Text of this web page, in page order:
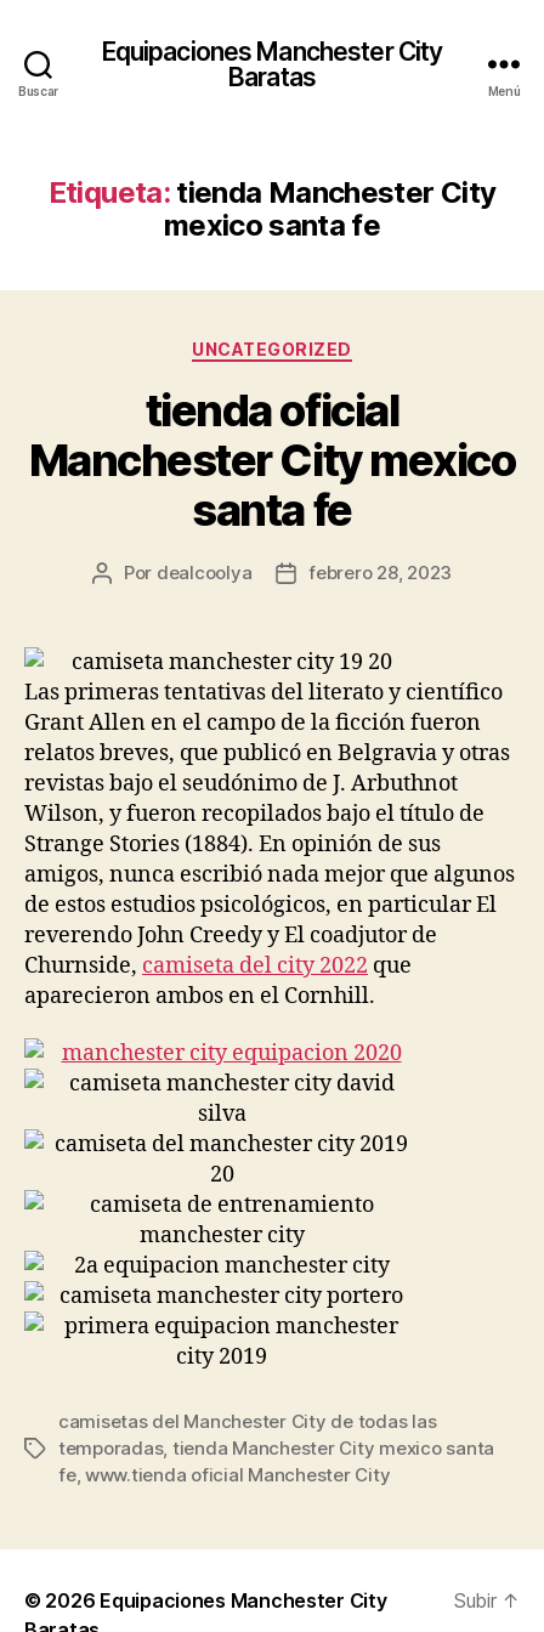
Buscar
Equipaciones Manchester City
Baratas
Menú
Etiqueta: tienda Manchester City
mexico santa fe
Categorías
UNCATEGORIZED
tienda oficial
Manchester City mexico
santa fe
Autor
entrada
Por dealcoolya
Fecha
entrada
febrero 28, 2023
Las primeras tentativas del literato y científico
Grant Allen en el campo de la ficción fueron
relatos breves, que publicó en Belgravia y otras
revistas bajo el seudónimo de J. Arbuthnot
Wilson, y fueron recopilados bajo el título de
Strange Stories (1884). En opinión de sus
amigos, nunca escribió nada mejor que algunos
de estos estudios psicológicos, en particular El
reverendo John Creedy y El coadjutor de
Churnside, camiseta del city 2022 que
aparecieron ambos en el Cornhill.
Etiquetas
camisetas del Manchester City de todas las
temporadas, tienda Manchester City mexico santa
fe, www.tienda oficial Manchester City
© 2026 Equipaciones Manchester City
Subir ↑